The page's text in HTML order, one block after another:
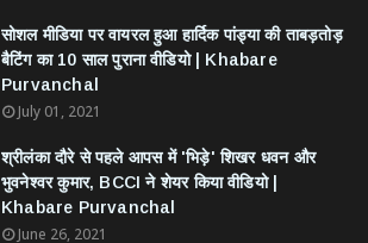
सोशल मीडिया पर वायरल हुआ हार्दिक पांड्या की ताबड़तोड़
बैटिंग का 10 साल पुराना वीडियो | Khabare
Purvanchal
July 01, 2021
श्रीलंका दौरे से पहले आपस में 'भिड़े' शिखर धवन और
भुवनेश्वर कुमार, BCCI ने शेयर किया वीडियो |
Khabare Purvanchal
June 26, 2021